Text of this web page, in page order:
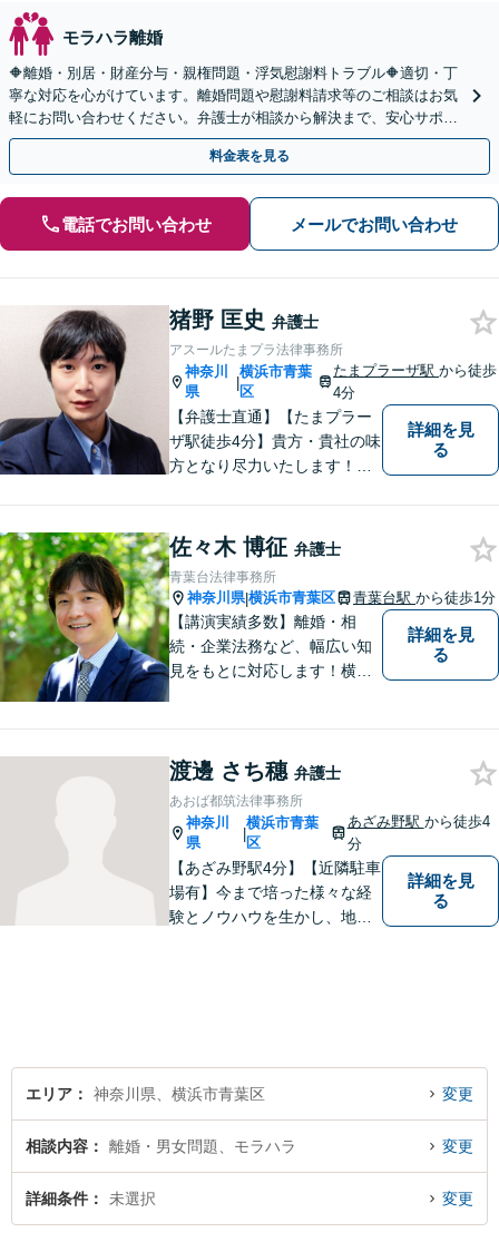
モラハラ離婚
🔶離婚・別居・財産分与・親権問題・浮気慰謝料トラブル🔶適切・丁
寧な対応を心がけています。離婚問題や慰謝料請求等のご相談はお気
軽にお問い合わせください。弁護士が相談から解決まで、安心サポー
トいたします。◤完全予約制・初回法律相談無料◢
料金表を見る
電話でお問い合わせ メールでお問い合わせ
猪野 匡史 弁護士
アスールたまプラ法律事務所
神奈川
県
|
横浜市青葉
区
たまプラーザ駅から徒歩
4分
【弁護士直通】【たまプラー
ザ駅徒歩4分】貴方・貴社の味
方となり尽力いたします！当
ください。
詳細を見
る
佐々木 博征 弁護士
青葉台法律事務所
神奈川県|横浜市青葉区 青葉台駅 から徒歩1分
【講演実績多数】離婚・相
続・企業法務など、幅広い知
見をもとに対応します！横
り】負債総額数億円の倒産申
立ての実績あり【完全個室】
【青葉台駅1分】【複数弁護士
在籍】
詳細を見
る
渡邊 さち穗 弁護士
あおば都筑法律事務所
神奈川
県
|
横浜市青葉
区
あざみ野駅 から徒歩4
分
【あざみ野駅4分】【近隣駐車
場有】今まで培った様々な経
験とノウハウを生かし、地域
軽にご相談ください。
詳細を見
る
エリア 神奈川県、横浜市青葉区 変更
相談内容 離婚・男女問題、モラハラ 変更
詳細条件 未選択 変更